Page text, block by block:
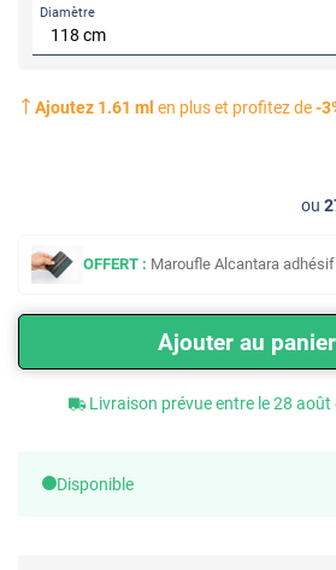
Diamètre
Ajoutez 1.61 ml en plus et profitez de-3
ou
OFFERT : Maroufle Alcantara
Ajouter au panier
Livraison prévue entre le 28
Disponible